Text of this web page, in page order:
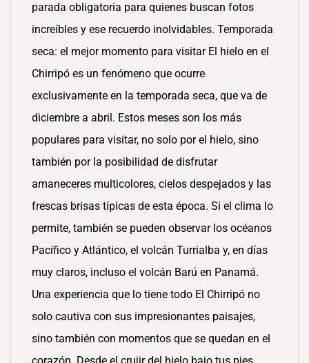
parada obligatoria para quienes buscan fotos
increíbles y ese recuerdo inolvidables. Temporada
seca: el mejor momento para visitar El hielo en el
Chirripó es un fenómeno que ocurre
exclusivamente en la temporada seca, que va de
diciembre a abril. Estos meses son los más
populares para visitar, no solo por el hielo, sino
también por la posibilidad de disfrutar
amaneceres multicolores, cielos despejados y las
frescas brisas típicas de esta época. Si el clima lo
permite, también se pueden observar los océanos
Pacífico y Atlántico, el volcán Turrialba y, en días
muy claros, incluso el volcán Barú en Panamá.
Una experiencia que lo tiene todo El Chirripó no
solo cautiva con sus impresionantes paisajes,
sino también con momentos que se quedan en el